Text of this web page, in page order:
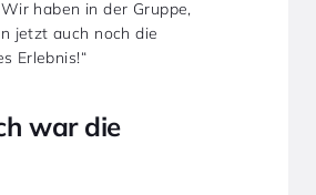
haben in der Gruppe,
jetzt auch noch die
Erlebnis!“
war die